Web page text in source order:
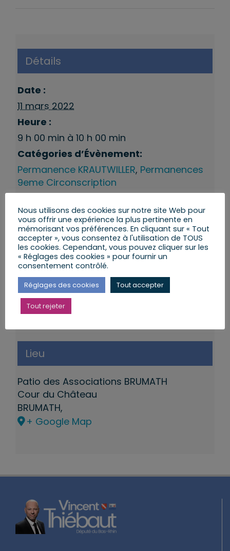
Détails
Date :
11 mars 2022
Heure :
9 h 00 min à 10 h 00 min
Catégories d’Évènement:
Permanence KRAUTWILLER, Permanences
9eme Circonscription
Lieu
Patio des Associations BRUMATH
Cour du Château
BRUMATH,
+ Google Map
Nous utilisons des cookies sur notre site Web pour
vous offrir une expérience la plus pertinente en
mémorisant vos préférences. En cliquant sur « Tout
accepter », vous consentez à l'utilisation de TOUS
les cookies. Cependant, vous pouvez cliquer sur les
« Réglages des cookies » pour fournir un
consentement contrôlé.
Réglages des cookies Tout accepter
Tout rejeter